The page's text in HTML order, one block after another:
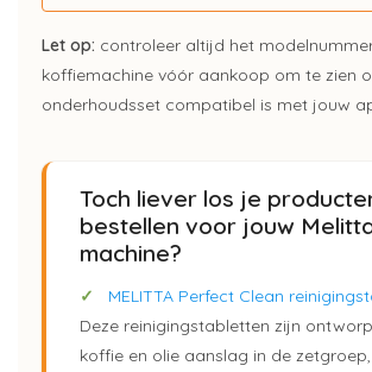
Let op: controleer altijd het
koffiemachine vóór aankoop om te zien
onderhoudsset compatibel is met jouw
Toch liever los je
bestellen voor jouw
machine?
✓ MELITTA Perfect Clean
Deze reinigingstabletten zijn
koffie en olie aanslag in de